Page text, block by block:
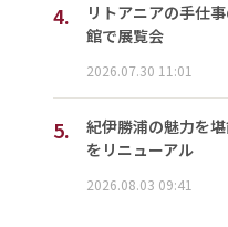
4.
リトアニアの手仕
館で展覧会
2026.07.30 11:01
5.
紀伊勝浦の魅力を
をリニューアル
2026.08.03 09:41